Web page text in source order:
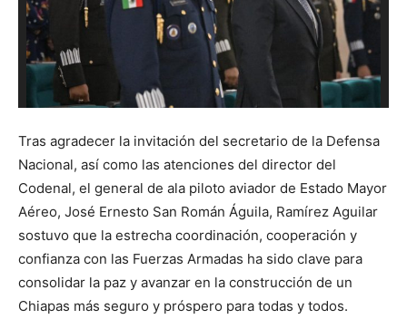
Tras agradecer la invitación del secretario de la Defensa
Nacional, así como las atenciones del director del
Codenal, el general de ala piloto aviador de Estado Mayor
Aéreo, José Ernesto San Román Águila, Ramírez Aguilar
sostuvo que la estrecha coordinación, cooperación y
confianza con las Fuerzas Armadas ha sido clave para
consolidar la paz y avanzar en la construcción de un
Chiapas más seguro y próspero para todas y todos.